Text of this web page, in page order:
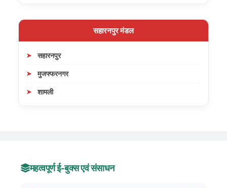
सहारनपुर मंडल
सहारनपुर
मुजफ्फरनगर
शामली
महत्वपूर्ण ई-बुक्स एवं संसाधन